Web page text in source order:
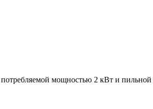
потребляемой мощностью 2 кВт и